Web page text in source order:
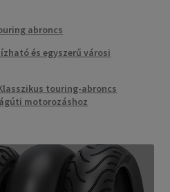
abroncs
és egyszerű városi
touring-abroncs
motorozáshoz